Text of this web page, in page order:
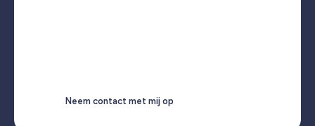
Neem contact met mij op